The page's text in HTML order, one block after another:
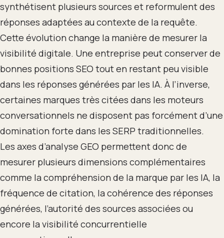
synthétisent plusieurs sources et reformulent des
réponses adaptées au contexte de la requête.
Cette évolution change la manière de mesurer la
visibilité digitale. Une entreprise peut conserver de
bonnes positions SEO tout en restant peu visible
dans les réponses générées par les IA. À l’inverse,
certaines marques très citées dans les moteurs
conversationnels ne disposent pas forcément d’une
domination forte dans les SERP traditionnelles.
Les axes d’analyse GEO permettent donc de
mesurer plusieurs dimensions complémentaires
comme la compréhension de la marque par les IA, la
fréquence de citation, la cohérence des réponses
générées, l’autorité des sources associées ou
encore la visibilité concurrentielle